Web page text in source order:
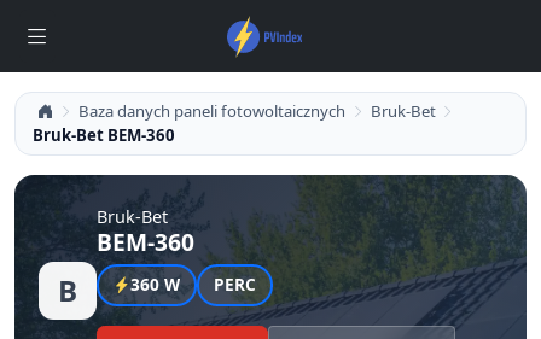
Baza danych paneli fotowoltaicznych
Bruk-Bet
Bruk-Bet BEM-360
B
Bruk-Bet
BEM-360
360 W PERC